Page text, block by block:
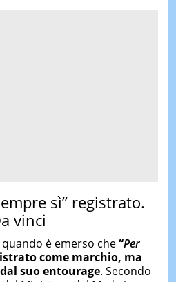
sì” registrato.
vinci
è emerso che“Per
come marchio, ma
suo entourage. Secondo